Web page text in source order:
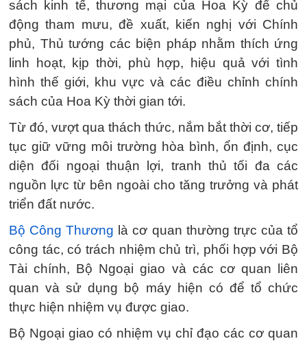
sách kinh tế, thương mại của Hoa Kỳ để chủ
động tham mưu, đề xuất, kiến nghị với Chính
phủ, Thủ tướng các biện pháp nhằm thích ứng
linh hoạt, kịp thời, phù hợp, hiệu quả với tình
hình thế giới, khu vực và các điều chỉnh chính
sách của Hoa Kỳ thời gian tới.
Từ đó, vượt qua thách thức, nắm bắt thời cơ, tiếp
tục giữ vững môi trường hòa bình, ổn định, cục
diện đối ngoại thuận lợi, tranh thủ tối đa các
nguồn lực từ bên ngoài cho tăng trưởng và phát
triển đất nước.
Bộ Công Thương là cơ quan thường trực của tổ
công tác, có trách nhiệm chủ trì, phối hợp với Bộ
Tài chính, Bộ Ngoại giao và các cơ quan liên
quan và sử dụng bộ máy hiện có để tổ chức
thực hiện nhiệm vụ được giao.
Bộ Ngoại giao có nhiệm vụ chỉ đạo các cơ quan